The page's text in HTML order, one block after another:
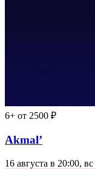
6+ от 2500 ₽
Akmal’
16 августа в 20:00, вс